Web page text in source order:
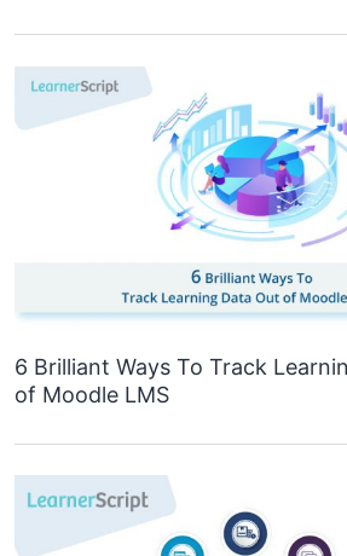
6 Brilliant Ways To Track
of Moodle LMS